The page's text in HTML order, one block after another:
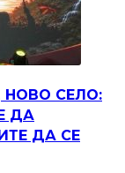
СЕЛО:
ДА
ДА СЕ